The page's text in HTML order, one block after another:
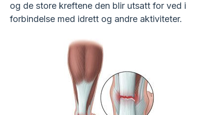
og de store kreftene den blir utsatt for ved i
forbindelse med idrett og andre aktiviteter.